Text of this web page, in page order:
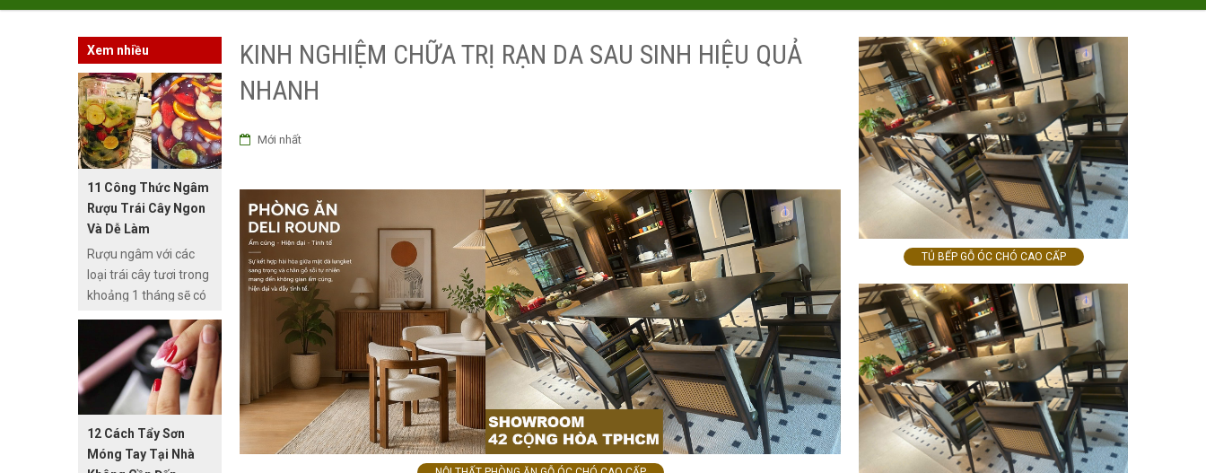
KINH NGHIỆM CHỮA TRỊ RẠN DA SAU SINH HIỆU QUẢ
NHANH
Mới nhất
Xem nhiều
11 Công Thức Ngâm
Rượu Trái Cây Ngon
Và Dễ Làm
Rượu ngâm với các
loại trái cây tươi trong
khoảng 1 tháng sẽ có
ngọt tự nhiên. Vị ngọt
chính là lượng nước
được tiết ra từ trái cây
kết hợp với vị cay nồng
của rượu nên rất dễ
uống. So với các loại
rượu khác, cách làm
12 Cách Tẩy Sơn
Móng Tay Tại Nhà
TỦ BẾP GỖ ÓC CHÓ CAO CẤP